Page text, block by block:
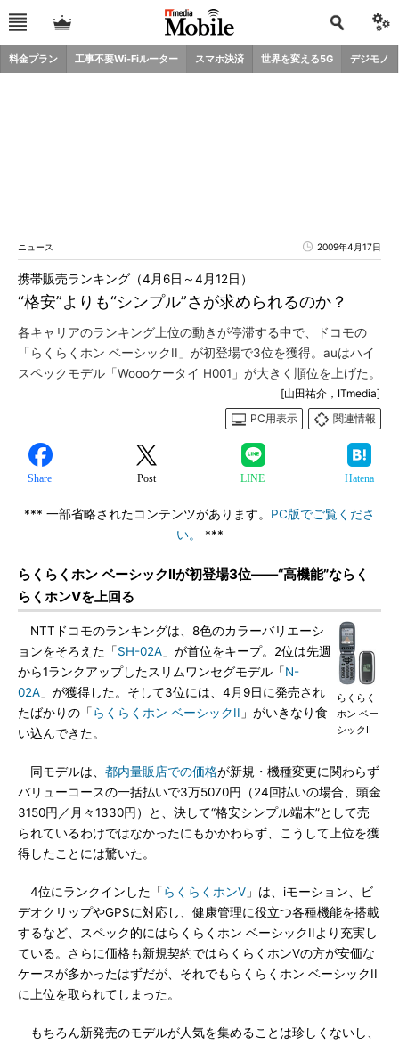
料金プラン 工事不要Wi-Fiルーター スマホ決済 世界を変える5G デジモノ
ニュース 2009年4月17日
“格安”よりも“シンプル”さが求められるのか？
携帯販売ランキング（4月6日～4月12日）
各キャリアのランキング上位の動きが停滞する中で、ドコモの
「らくらくホン ベーシックII」が初登場で3位を獲得。auはハイ
スペックモデル「Woooケータイ H001」が大きく順位を上げた。
[山田祐介，ITmedia]
PC用表示
関連情報
Share Post LINE Hatena
*** 一部省略されたコンテンツがあります。 PC版でご覧くださ
い。
***
らくらくホン ベーシックIIが初登場3位――“高機能”ならく
らくホンVを上回る
らくらく
ホン ベー
シックII
NTTドコモのランキングは、8色のカラーバリエーシ
ョンをそろえた「SH-02A 」が首位をキープ。2位は先週
から1ランクアップしたスリムワンセグモデル「N-
02A 」が獲得した。そして3位には、4月9日に発売され
たばかりの「 らくらくホン ベーシックII 」がいきなり食
い込んできた。
同モデルは、 都内量販店での価格が新規・機種変更に関わらず
バリューコースの一括払いで3万5070円（24回払いの場合、頭金
3150円／月々1330円）と、決して“格安シンプル端末”として売
られているわけではなかったにもかかわらず、こうして上位を獲
得したことには驚いた。
4位にランクインした「 らくらくホンV 」は、iモーション、ビ
デオクリップやGPSに対応し、健康管理に役立つ各種機能を搭載
するなど、スペック的にはらくらくホン ベーシックIIより充実し
ている。さらに価格も新規契約ではらくらくホンVの方が安価な
ケースが多かったはずだが、それでもらくらくホン ベーシックII
に上位を取られてしまった。
もちろん新発売のモデルが人気を集めることは珍しくないし、